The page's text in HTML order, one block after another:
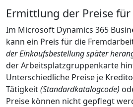
Ermittlung der Preise
Im Microsoft Dynamics 365
kann ein Preis für die
der Einkaufsbestellung später
der Arbeitsplatzgruppenkarte
Unterschiedliche Preise je
Tätigkeit(Standardkatalogcode)
Preise können nicht gepflegt